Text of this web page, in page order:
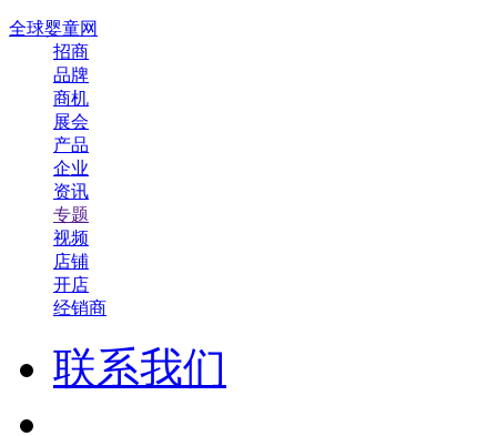
全球婴童网
招商
品牌
商机
展会
产品
企业
资讯
专题
视频
店铺
开店
经销商
联系我们